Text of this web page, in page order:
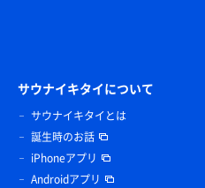
サウナイキタイについて
サウナイキタイとは
誕生時のお話
iPhoneアプリ
Androidアプリ